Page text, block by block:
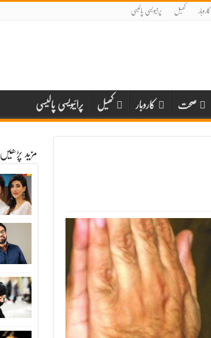
کاروبار کھیل پرائیویسی پالیسی
صحت کاروبار کھیل پرائیویسی پالیسی
مزید پڑھیں